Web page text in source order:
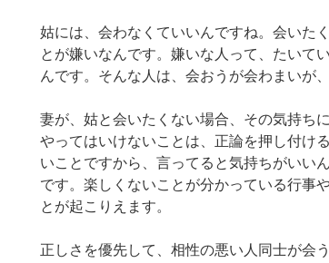
姑には、会わなくていいんですね。会いた
とが嫌いなんです。嫌いな人って、たいて
んです。そんな人は、会おうが会わまいが
妻が、姑と会いたくない場合、その気持ち
やってはいけないことは、正論を押し付け
いことですから、言ってると気持ちがいい
です。楽しくないことが分かっている行事
とが起こりえます。
正しさを優先して、相性の悪い人同士が会